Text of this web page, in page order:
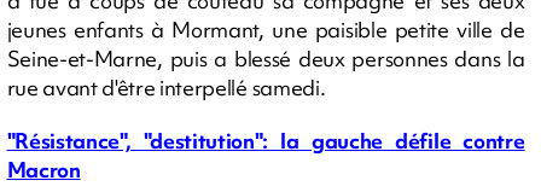
jeunes enfants à Mormant, une paisible petite ville de
Seine-et-Marne, puis a blessé deux personnes dans la
rue avant d'être interpellé samedi.
"Résistance", "destitution": la gauche défile contre
Macron